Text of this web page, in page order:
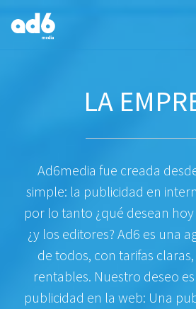
LA
Ad6media fue creada
simple: la publicidad en
por lo tanto ¿qué desean
¿y los editores? Ad6 es una
de todos, con tarifas
rentables. Nuestro deseo
publicidad en la web: Una